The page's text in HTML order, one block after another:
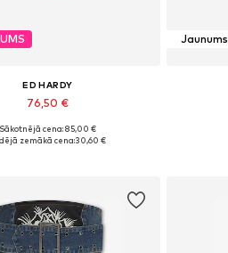
ED HARDY
76,50 €
izmēri: 32, 36, 38-40
Sākotnējā cena: 85,00 €
zemākā cena:30,60 €
Jaunums